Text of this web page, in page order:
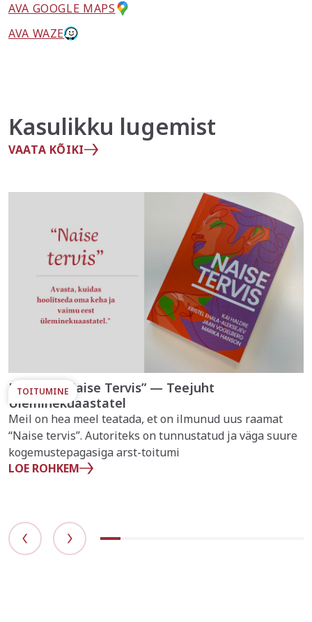
AVA GOOGLE MAPS
AVA WAZE
Kasulikku lugemist
VAATA KÕIKI
TOITUMINE
Raamat “Naise Tervis” — Teejuht
Üleminekuaastatel
Meil on hea meel teatada, et on ilmunud uus raamat
“Naise tervis”. Autoriteks on tunnustatud ja väga suure
kogemustepagasiga arst-toitumi
LOE ROHKEM